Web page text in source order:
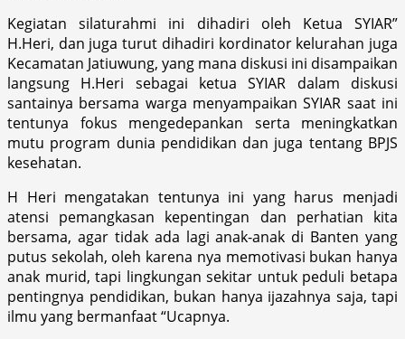
Kegiatan silaturahmi ini dihadiri oleh Ketua SYIAR”
H.Heri, dan juga turut dihadiri kordinator kelurahan juga
Kecamatan Jatiuwung, yang mana diskusi ini disampaikan
langsung H.Heri sebagai ketua SYIAR dalam diskusi
santainya bersama warga menyampaikan SYIAR saat ini
tentunya fokus mengedepankan serta meningkatkan
mutu program dunia pendidikan dan juga tentang BPJS
kesehatan.
H Heri mengatakan tentunya ini yang harus menjadi
atensi pemangkasan kepentingan dan perhatian kita
bersama, agar tidak ada lagi anak-anak di Banten yang
putus sekolah, oleh karena nya memotivasi bukan hanya
anak murid, tapi lingkungan sekitar untuk peduli betapa
pentingnya pendidikan, bukan hanya ijazahnya saja, tapi
ilmu yang bermanfaat “Ucapnya.